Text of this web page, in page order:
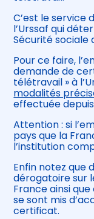
C’est le service
l’Urssaf qui
Sécurité sociale
Pour ce faire,
demande de
télétravail » à
modalités
effectuée
Attention : si
pays que la
l’institution
Enfin notez que
dérogatoire sur
France ainsi
se sont mis
certificat.